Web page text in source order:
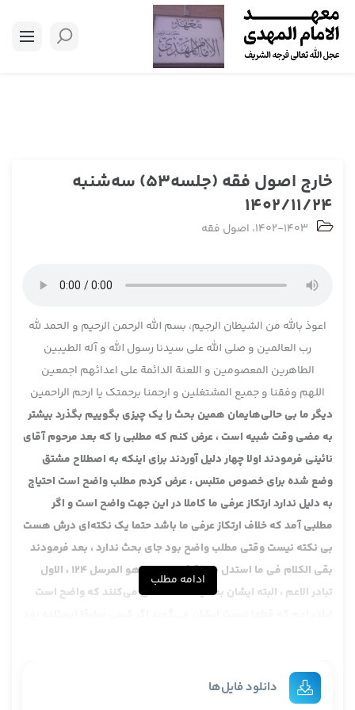
خارج اصول فقه (جلسه53) سه‌شنبه
1402/11/24
1402-1403، اصول فقه
اعوذ بالله من الشیطان الرجیم، بسم الله الرحمن الرحیم و الحمد لله
رب العالمین و صلی الله علی سیدنا رسول الله و آله الطیبین
الطاهرین المعصومین و اللعنة الدائمة علی اعدائهم اجمعین
اللهم وفقنا و جمیع المشتغلین و ارحمنا برحمتک یا ارحم الراحمین
دیگر ما بی حالی‌هایمان همین بحث را یک چیزی بگوییم بگذرد بیشتر
به مضی وقت شبیه است ، عرض کنم که مطلبی را که بعد مرحوم آقای
نائینی فرمودند اولا چهار دلیل آوردند برای اینکه به اصطلاح مشتق
وضع شده برای خصوص متلبس ، عرض کردم مطلب واضح است احتیاج
به دلیل ندارد ارتکاز عرفی ما کاملا در این جهت واضح است و اگر
مطلبی آمد که خلاف ارتکاز عرفی ما باشد حتما یک نکته‌ای درش هست
بی نکته نیست وقتی مطلب واضح بود جای بحث ندارد ، بعد فرمودند
بقی الکلام فی ما استدل به القائل بالاعم وهو المرسل 124 ، الاول
تبادر الاعم ، البته ایشان بعد یک مناقشه‌ای می‌کنند که واضح است
الثانی عدم صحة السلب وفیه ما ما عرفت واضح است به نظرم در کفایه
هم در یکی از این ها بحث مشتق یا صحیح و اعم ، فکر می‌کنم در
ادامه مطلب
دانلود فایل‌ها